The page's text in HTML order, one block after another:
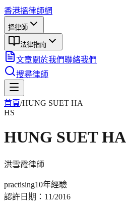
香港搵律師網
搵律師
法律指南
文章關於我們聯絡我們
搜尋律師
首頁/HUNG SUET HA
HS
HUNG SUET HA
洪雪霞律師
practising10年經驗
認許日期： 11/2016